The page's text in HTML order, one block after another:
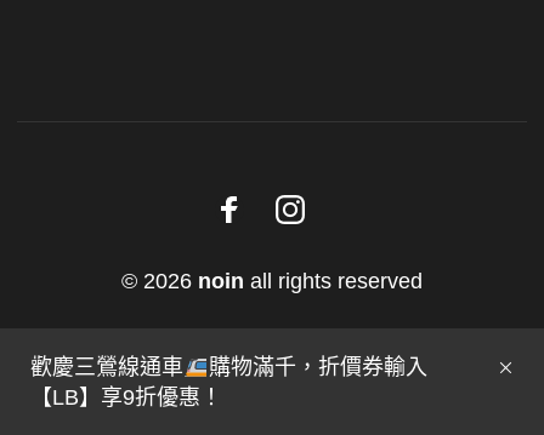
歡慶三鶯線通車
購物滿千，折價券輸入
【LB】享9折優惠！
© 2026 noin all rights reserved